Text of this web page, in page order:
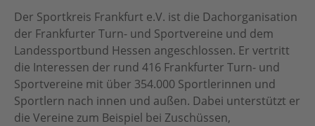
Der Sportkreis Frankfurt e.V. ist die Dachorganisation
der Frankfurter Turn- und Sportvereine und dem
Landessportbund Hessen angeschlossen. Er vertritt
die Interessen der rund 416 Frankfurter Turn- und
Sportvereine mit über 354.000 Sportlerinnen und
Sportlern nach innen und außen. Dabei unterstützt er
die Vereine zum Beispiel bei Zuschüssen,